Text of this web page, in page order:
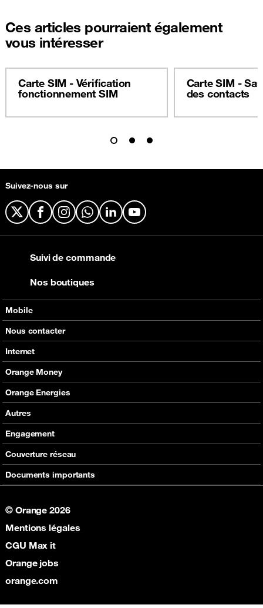
Ces articles pourraient également
vous intéresser
Carte SIM - Vérification
fonctionnement SIM
Carte SIM -
des contacts
Suivez-nous sur
X FacebookInstagramWhatsApp
LinkedInYouTube
Mobile
Nos offres
Nos produits
Assistance
Nous contacter
Tous les contacts
En boutique
Internet
Nos offres
Nos produits
Assistance
Orange Money
Carte Visa Orange Money
Devenir partenaire Orange Money
Assistance
Orange Energies
Offres
Autres
SVA
Max it
Boutique
Engagement
RSE
Fondation Orange
Couverture réseau
Documents importants
Suivi de commande
Nos boutiques
© Orange 2026
Mentions légales
CGU Max it
Orange jobs
orange.com